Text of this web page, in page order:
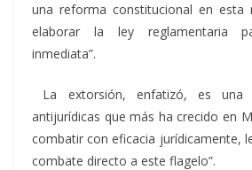
una reforma constitucional en esta
elaborar la ley reglamentaria
inmediata”.
La extorsión, enfatizó, es una
antijurídicas que más ha crecido en
combatir con eficacia jurídicamente,
combate directo a este flagelo”.